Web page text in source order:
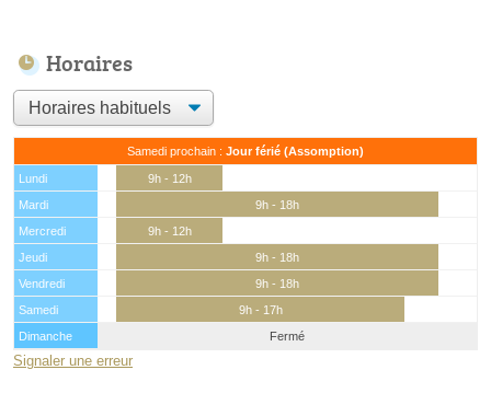
Horaires
Samedi prochain : Jour férié (Assomption)
Lundi
9h - 12h
Mardi
9h - 18h
Mercredi
9h - 12h
Jeudi
9h - 18h
Vendredi
9h - 18h
Samedi
9h - 17h
Dimanche
Fermé
Signaler une erreur